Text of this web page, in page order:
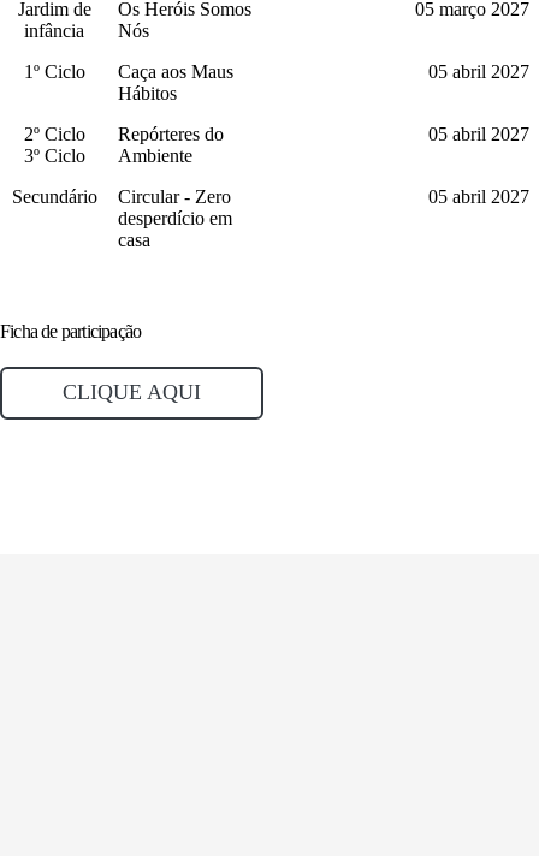
Jardim de
infância
Os Heróis Somos
Nós
05 março 2027
1º Ciclo
Caça aos Maus
Hábitos
05 abril 2027
2º Ciclo
3º Ciclo
Repórteres do
Ambiente
05 abril 2027
Secundário
Circular - Zero
desperdício em
casa
05 abril 2027
Ficha de participação
CLIQUE AQUI